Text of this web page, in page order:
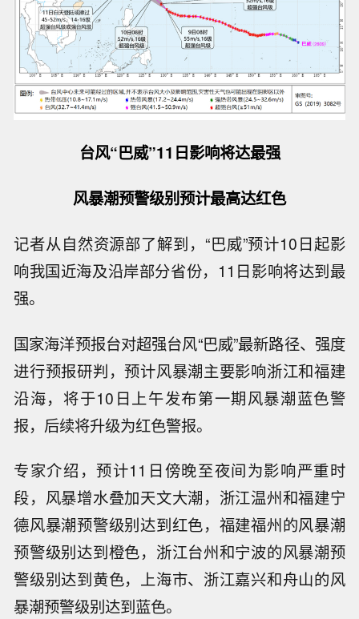
台风“巴威”11日影响将达最强
风暴潮预警级别预计最高达红色
记者从自然资源部了解到，“巴威”预计10日起影
响我国近海及沿岸部分省份，11日影响将达到最
强。
国家海洋预报台对超强台风“巴威”最新路径、强度
进行预报研判，预计风暴潮主要影响浙江和福建
沿海，将于10日上午发布第一期风暴潮蓝色警
报，后续将升级为红色警报。
专家介绍，预计11日傍晚至夜间为影响严重时
段，风暴增水叠加天文大潮，浙江温州和福建宁
德风暴潮预警级别达到红色，福建福州的风暴潮
预警级别达到橙色，浙江台州和宁波的风暴潮预
警级别达到黄色，上海市、浙江嘉兴和舟山的风
暴潮预警级别达到蓝色。